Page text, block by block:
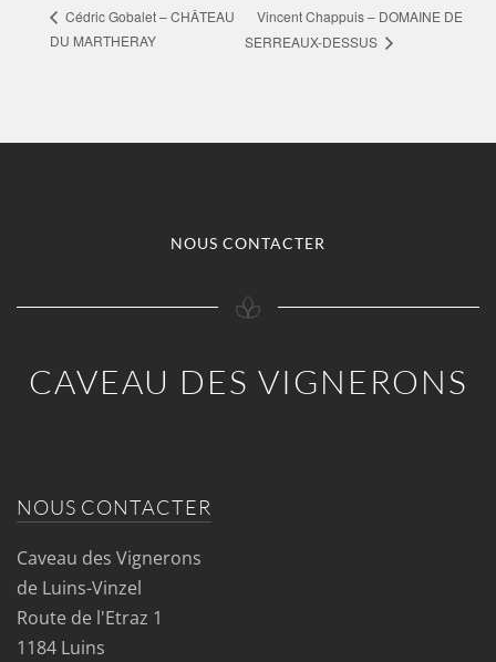
Cédric Gobalet – CHÂTEAU
DU MARTHERAY
Vincent Chappuis – DOMAINE DE
SERREAUX-DESSUS
NOUS CONTACTER
CAVEAU DES VIGNERONS
NOUS CONTACTER
Caveau des Vignerons
de Luins-Vinzel
Route de l'Etraz 1
1184 Luins